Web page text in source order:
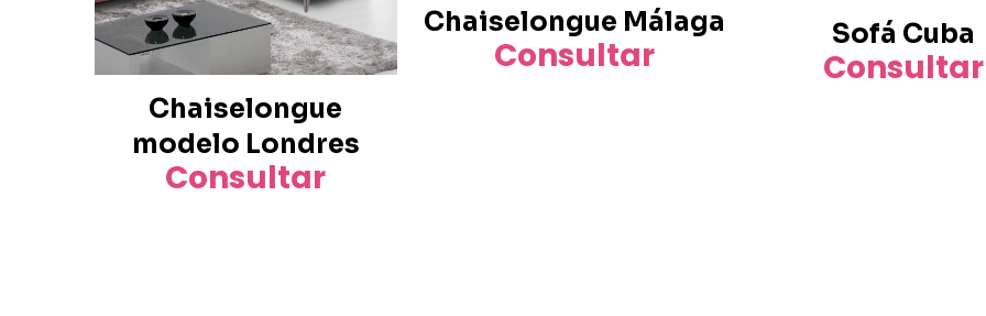
producto
Chaiselongue
modelo Londres
Consultar
Chaiselongue Málaga
Consultar
Sofá Cuba
Consultar